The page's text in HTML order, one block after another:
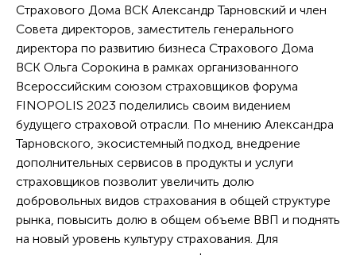
Страхового Дома ВСК Александр Тарновский и член
Совета директоров, заместитель генерального
директора по развитию бизнеса Страхового Дома
ВСК Ольга Сорокина в рамках организованного
Всероссийским союзом страховщиков форума
FINOPOLIS 2023 поделились своим видением
будущего страховой отрасли. По мнению Александра
Тарновского, экосистемный подход, внедрение
дополнительных сервисов в продукты и услуги
страховщиков позволит увеличить долю
добровольных видов страхования в общей структуре
рынка, повысить долю в общем объеме ВВП и поднять
на новый уровень культуру страхования. Для